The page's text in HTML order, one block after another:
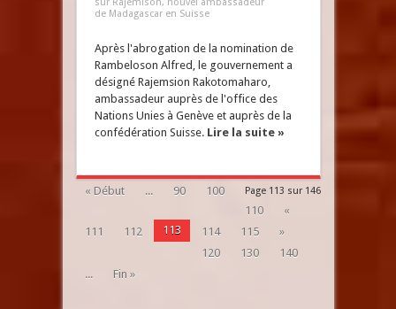
de Madagascar en Suisse
Après l'abrogation de la nomination de
Rambeloson Alfred, le gouvernement a
désigné Rajemsion Rakotomaharo,
ambassadeur auprès de l'office des
Nations Unies à Genève et auprès de la
confédération Suisse. Lire la suite »
Page 113 sur 146
« Début ... 90
100
110
«
111
112 113 114 115
»
120
130
140
...
Fin »